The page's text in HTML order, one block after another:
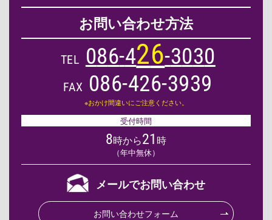
お問い合わせ方法
TEL 086-426-3030
FAX 086-426-3939
※おかけ間違いにご注意ください。
受付時間
8時から21 時
（年中無休）
メールでお問い合わせ
お問い合わせフォーム